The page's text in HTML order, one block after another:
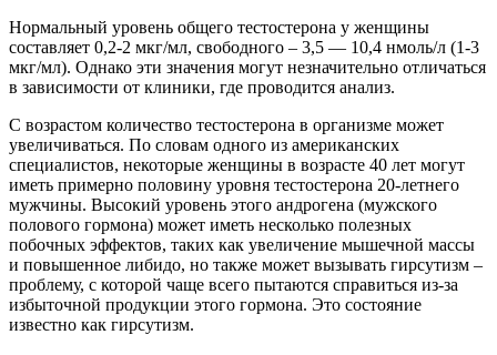
Нормальный уровень общего тестостерона у женщины
составляет 0,2-2 мкг/мл, свободного – 3,5 — 10,4 нмоль/л (1-3
мкг/мл). Однако эти значения могут незначительно отличаться
в зависимости от клиники, где проводится анализ.
С возрастом количество тестостерона в организме может
увеличиваться. По словам одного из американских
специалистов, некоторые женщины в возрасте 40 лет могут
иметь примерно половину уровня тестостерона 20-летнего
мужчины. Высокий уровень этого андрогена (мужского
полового гормона) может иметь несколько полезных
побочных эффектов, таких как увеличение мышечной массы
и повышенное либидо, но также может вызывать гирсутизм –
проблему, с которой чаще всего пытаются справиться из-за
избыточной продукции этого гормона. Это состояние
известно как гирсутизм.